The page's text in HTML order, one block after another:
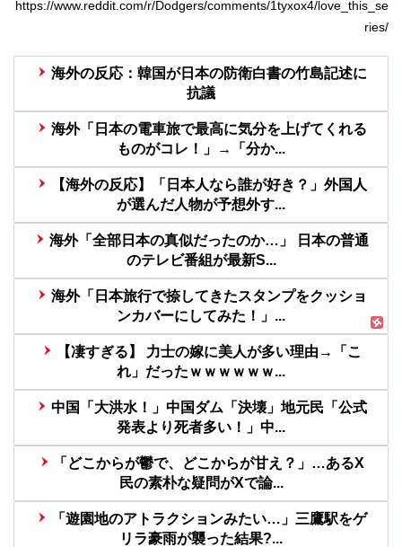
https://www.reddit.com/r/Dodgers/comments/1tyxox4/love_this_se
ries/
海外の反応：韓国が日本の防衛白書の竹島記述に
抗議
海外「日本の電車旅で最高に気分を上げてくれる
ものがコレ！」→「分か...
【海外の反応】「日本人なら誰が好き？」外国人
が選んだ人物が予想外す...
海外「全部日本の真似だったのか…」 日本の普通
のテレビ番組が最新S...
海外「日本旅行で捺してきたスタンプをクッショ
ンカバーにしてみた！」...
【凄すぎる】 力士の嫁に美人が多い理由→「こ
れ」だったｗｗｗｗｗｗ...
中国「大洪水！」中国ダム「決壊」地元民「公式
発表より死者多い！」中...
「どこからが鬱で、どこからが甘え？」…あるX
民の素朴な疑問がXで論...
「遊園地のアトラクションみたい…」三鷹駅をゲ
リラ豪雨が襲った結果?...